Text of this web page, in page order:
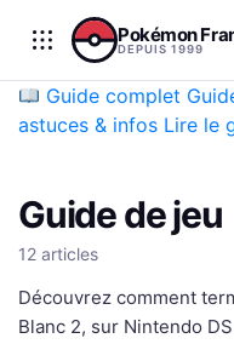
Aller au contenu
Pokémon
DEPUIS 1999
Guide complet
astuces & infos Lire le
Guide de jeu
12 articles
Découvrez comment
Blanc 2, sur Nintendo